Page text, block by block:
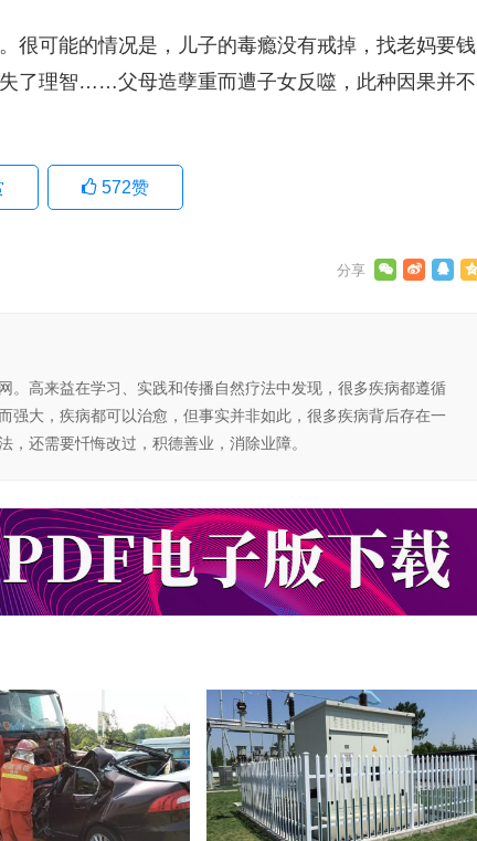
很可能的情况是，儿子的毒瘾没有戒掉，找老妈要钱
了理智……父母造孽重而遭子女反噬，此种因果并不
572赞
。高来益在学习、实践和传播自然疗法中发现，很多疾病都遵循
强大，疾病都可以治愈，但事实并非如此，很多疾病背后存在一
还需要忏悔改过，积德善业，消除业障。